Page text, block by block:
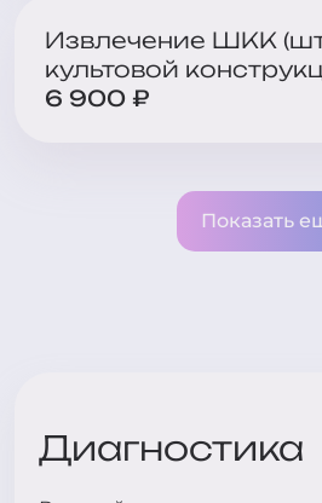
Извлечение ШКК
культовой
6 900 ₽
Показать
Диагностика